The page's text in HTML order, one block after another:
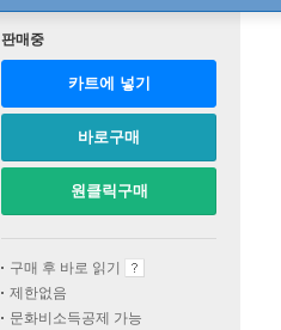
판매중
카트에 넣기
바로구매
원클릭구매
구매 후 바로 읽기
제한없음
문화비소득공제 가능